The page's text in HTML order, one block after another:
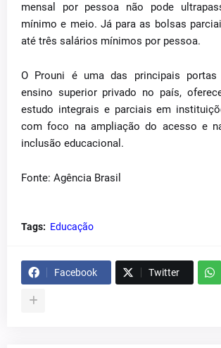
mensal por pessoa não pode
mínimo e meio. Já para as bolsas
até três salários mínimos por pessoa.
O Prouni é uma das principais
ensino superior privado no país,
estudo integrais e parciais em
com foco na ampliação do acesso e
inclusão educacional.
Fonte: Agência Brasil
Tags: Educação
Facebook Twitter